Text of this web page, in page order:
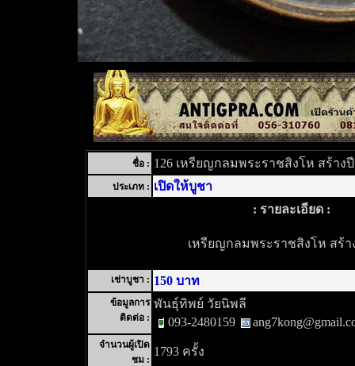
ชื่อ : 126 เหรียญกลมพระราชสิงโห สร้างปี
ประเภท : เปิดให้บูชา
: รายละเอียด :
เหรียญกลมพระราชสิงโห สร้า
เช่าบูชา : 150 บาท
ข้อมูลการ
ติดต่อ :
พันธุ์ทิพย์ วัยนิพลี
093-2480159
จำนวนผู้เปิด
ชม :
1793 ครั้ง